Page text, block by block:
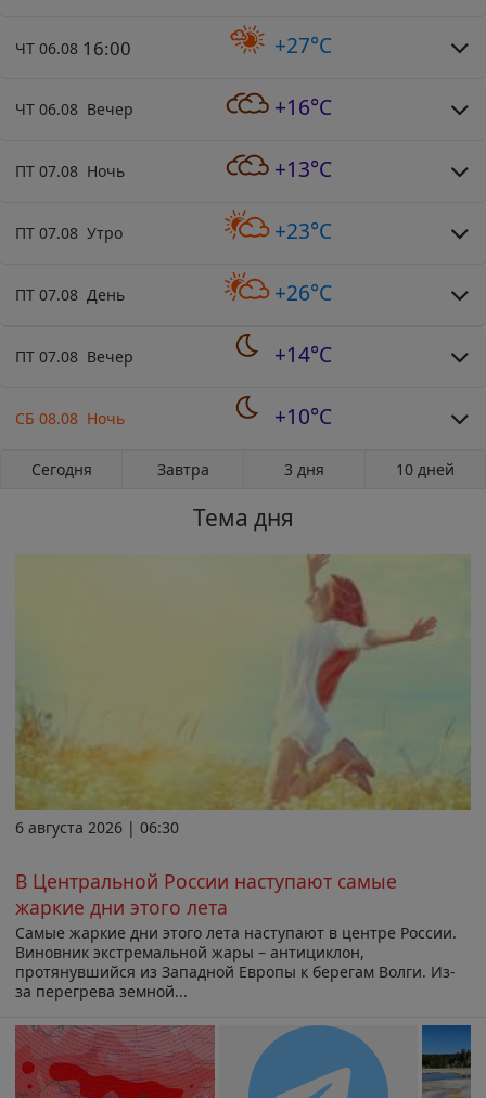
ЧТ 06.08 16:00 +27°C
ЧТ 06.08 Вечер +16°C
ПТ 07.08 Ночь +13°C
ПТ 07.08 Утро +23°C
ПТ 07.08 День +26°C
ПТ 07.08 Вечер +14°C
СБ 08.08 Ночь +10°C
Сегодня Завтра 3 дня 10 дней
Тема дня
6 августа 2026 | 06:30
В Центральной России наступают самые
жаркие дни этого лета
Самые жаркие дни этого лета наступают в центре России.
Виновник экстремальной жары – антициклон,
протянувшийся из Западной Европы к берегам Волги. Из-
за перегрева земной...